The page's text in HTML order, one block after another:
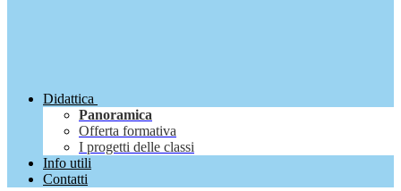
Didattica
Panoramica
Offerta formativa
I progetti delle classi
Info utili
Contatti